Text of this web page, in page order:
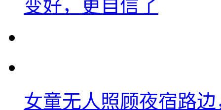
变好，更自信了
女童无人照顾夜宿路